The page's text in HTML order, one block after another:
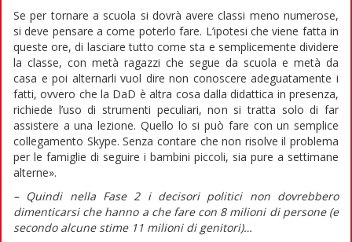
Se per tornare a scuola si dovrà avere classi meno numerose,
si deve pensare a come poterlo fare. L’ipotesi che viene fatta in
queste ore, di lasciare tutto come sta e semplicemente dividere
la classe, con metà ragazzi che segue da scuola e metà da
casa e poi alternarli vuol dire non conoscere adeguatamente i
fatti, ovvero che la DaD è altra cosa dalla didattica in presenza,
richiede l’uso di strumenti peculiari, non si tratta solo di far
assistere a una lezione. Quello lo si può fare con un semplice
collegamento Skype. Senza contare che non risolve il problema
per le famiglie di seguire i bambini piccoli, sia pure a settimane
alterne».
– Quindi nella Fase 2 i decisori politici non dovrebbero
dimenticarsi che hanno a che fare con 8 milioni di persone (e
secondo alcune stime 11 milioni di genitori)…